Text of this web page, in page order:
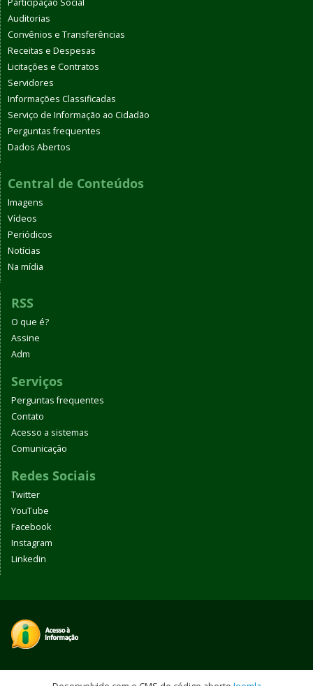
Participação Social
Auditorias
Convênios e Transferências
Receitas e Despesas
Licitações e Contratos
Servidores
Informações Classificadas
Serviço de Informação ao Cidadão
Perguntas frequentes
Dados Abertos
Central de Conteúdos
Imagens
Vídeos
Periódicos
Notícias
Na mídia
RSS
O que é?
Assine
Adm
Serviços
Perguntas frequentes
Contato
Acesso a sistemas
Comunicação
Redes Sociais
Twitter
YouTube
Facebook
Instagram
Linkedin